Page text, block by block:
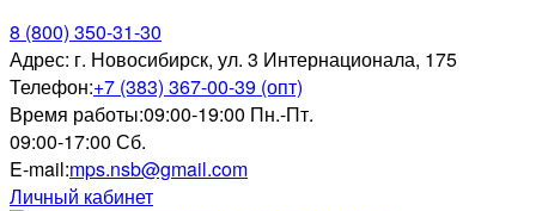
8 (800) 350-31-30
Адрес: г. Новосибирск, ул. 3 Интернационала, 175
Телефон:+7 (383) 367-00-39 (опт)
Время работы:09:00-19:00 Пн.-Пт.
09:00-17:00 Сб.
E-mail:mps.nsb@gmail.com
Личный кабинет